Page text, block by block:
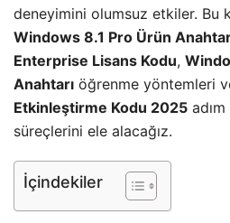
deneyimini olumsuz etkiler. Bu
Windows 8.1 Pro Ürün
Enterprise Lisans Kodu,
Anahtarı öğrenme yöntemleri
Etkinleştirme Kodu 2025
süreçlerini ele alacağız.
İçindekiler